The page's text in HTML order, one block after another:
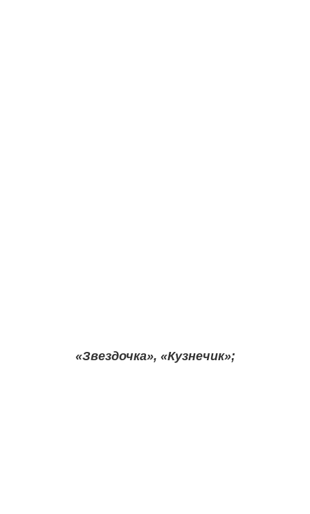
«Звездочка», «Кузнечик»;